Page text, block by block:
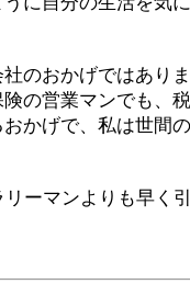
のおかげではありま
の営業マンでも、
かげで、私は世間
ーマンよりも早く